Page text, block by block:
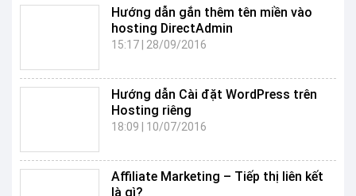
Hướng dẫn gắn thêm tên miền vào
hosting DirectAdmin
15:17| 28/09/2016
Hướng dẫn Cài đặt WordPress trên
Hosting riêng
18:09 10/07/2016
Affiliate Marketing – Tiếp thị liên kết
là gì?